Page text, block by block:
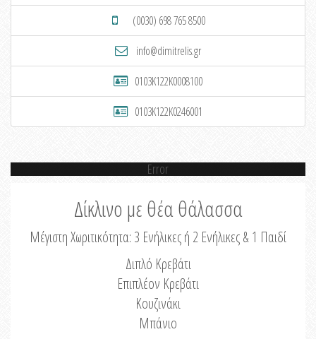
(0030) 698 765 8500
info@dimitrelis.gr
0103K122K0008100
0103K122K0246001
Error
Δίκλινο με θέα θάλασσα
Μέγιστη Χωριτικότητα: 3 Ενήλικες ή 2 Ενήλικες & 1 Παιδί
Διπλό Κρεβάτι
Επιπλέον Κρεβάτι
Κουζινάκι
Μπάνιο